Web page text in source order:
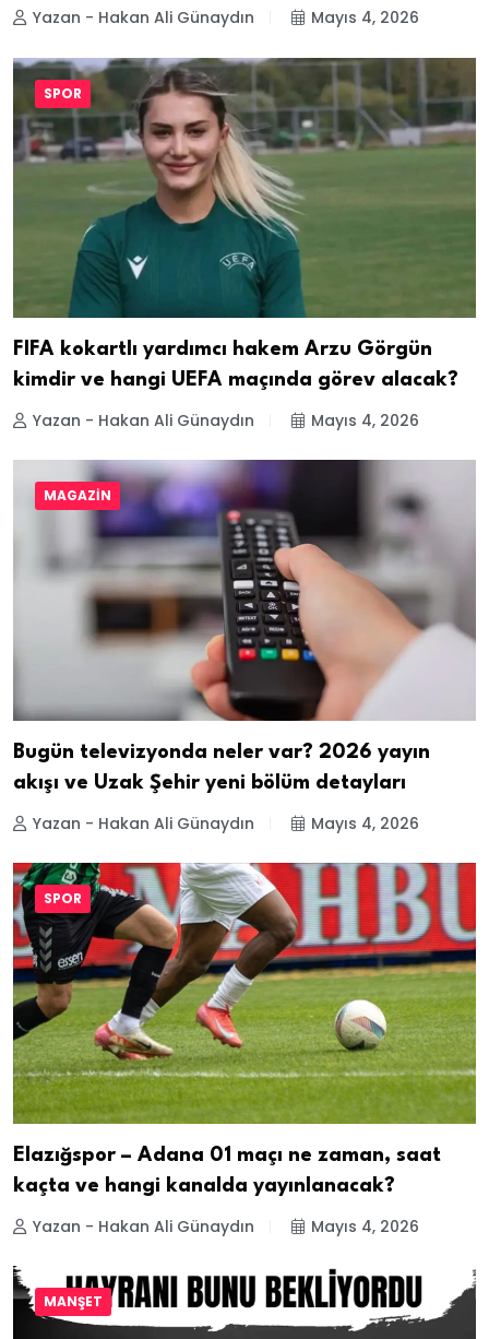
Yazan - Hakan Ali Günaydın Mayıs 4, 2026
SPOR
FIFA kokartlı yardımcı hakem Arzu Görgün
kimdir ve hangi UEFA maçında görev alacak?
Yazan - Hakan Ali Günaydın Mayıs 4, 2026
MAGAZIN
Bugün televizyonda neler var? 2026 yayın
akışı ve Uzak Şehir yeni bölüm detayları
Yazan - Hakan Ali Günaydın Mayıs 4, 2026
SPOR
Elazığspor – Adana 01 maçı ne zaman, saat
kaçta ve hangi kanalda yayınlanacak?
Yazan - Hakan Ali Günaydın Mayıs 4, 2026
MANŞET